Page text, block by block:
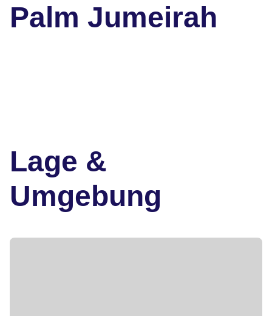
Palm Jumeirah
Lage &
Umgebung